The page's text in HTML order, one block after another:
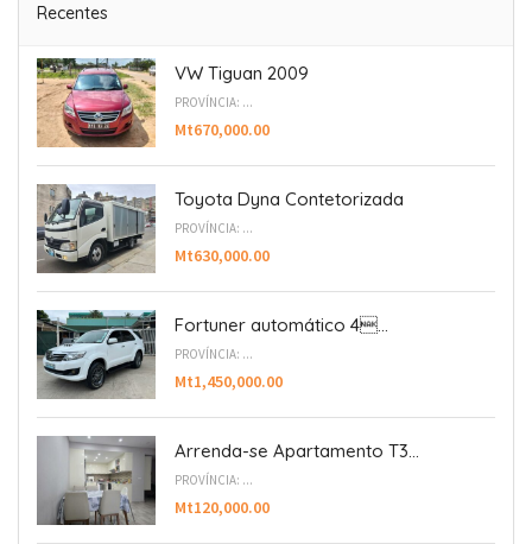
Recentes
VW Tiguan 2009
PROVÍNCIA: ...
Mt670,000.00
Toyota Dyna Contetorizada
PROVÍNCIA: ...
Mt630,000.00
Fortuner automático 4...
PROVÍNCIA: ...
Mt1,450,000.00
Arrenda-se Apartamento T3...
PROVÍNCIA: ...
Mt120,000.00